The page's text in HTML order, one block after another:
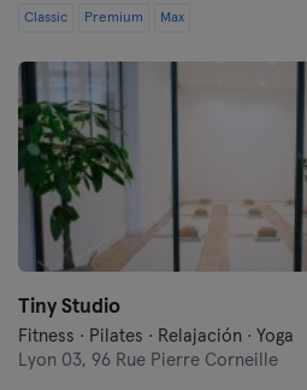
Classic Premium Max
Tiny Studio
Fitness · Pilates · Relajación · Yoga
Lyon 03, 96 Rue Pierre Corneille